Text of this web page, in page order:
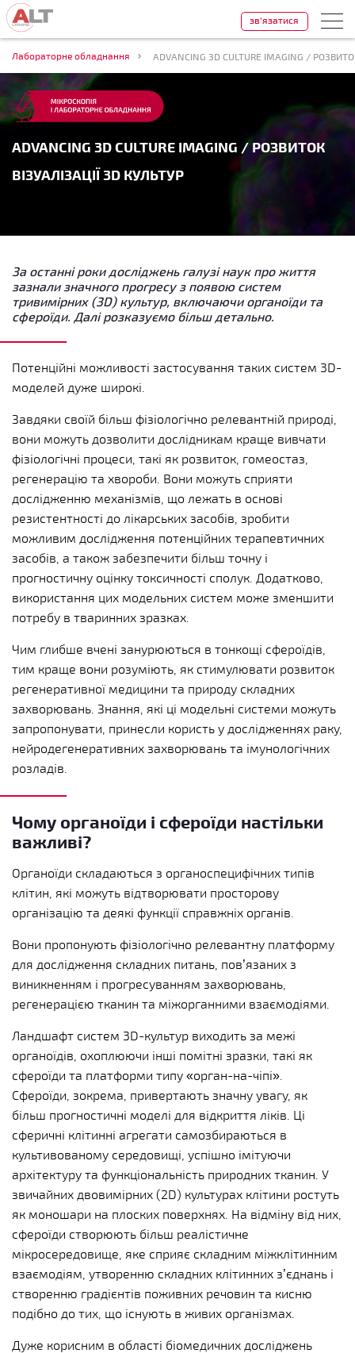
Лабораторне обладнання ADVANCING 3D CULTURE IMAGING /
ADVANCING 3D CULTURE IMAGING / РОЗВИТОК
ВІЗУАЛІЗАЦІЇ 3D КУЛЬТУР
зв'язатися
За останні роки досліджень галузі наук про життя
зазнали значного прогресу з появою систем
тривимірних (3D) культур, включаючи органоїди та
сфероїди. Далі розказуємо більш детально.
Потенційні можливості застосування таких систем 3D-
моделей дуже широкі.
Завдяки своїй більш фізіологічно релевантній природі,
вони можуть дозволити дослідникам краще вивчати
фізіологічні процеси, такі як розвиток, гомеостаз,
регенерацію та хвороби. Вони можуть сприяти
дослідженню механізмів, що лежать в основі
резистентності до лікарських засобів, зробити
можливим дослідження потенційних терапевтичних
засобів, а також забезпечити більш точну і
прогностичну оцінку токсичності сполук. Додатково,
використання цих модельних систем може зменшити
потребу в тваринних зразках.
Чим глибше вчені занурюються в тонкощі сфероїдів,
тим краще вони розуміють, як стимулювати розвиток
регенеративної медицини та природу складних
захворювань. Знання, які ці модельні системи можуть
запропонувати, принесли користь у дослідженнях раку,
нейродегенеративних захворювань та імунологічних
розладів.
Чому органоїди і сфероїди настільки
важливі?
Органоїди складаються з органоспецифічних типів
клітин, які можуть відтворювати просторову
організацію та деякі функції справжніх органів.
Вони пропонують фізіологічно релевантну платформу
для дослідження складних питань, пов’язаних з
виникненням і прогресуванням захворювань,
регенерацією тканин та міжорганними взаємодіями.
Ландшафт систем 3D-культур виходить за межі
органоїдів, охоплюючи інші помітні зразки, такі як
сфероїди та платформи типу «орган-на-чіпі».
Сфероїди, зокрема, привертають значну увагу, як
більш прогностичні моделі для відкриття ліків. Ці
сферичні клітинні агрегати самозбираються в
культивованому середовищі, успішно імітуючи
архітектуру та функціональність природних тканин. У
звичайних двовимірних (2D) культурах клітини ростуть
як моношари на плоских поверхнях. На відміну від них,
сфероїди створюють більш реалістичне
мікросередовище, яке сприяє складним міжклітинним
взаємодіям, утворенню складних клітинних з’єднань і
створенню градієнтів поживних речовин та кисню
подібно до тих, що існують в живих організмах.
Дуже корисним в області біомедичних досліджень